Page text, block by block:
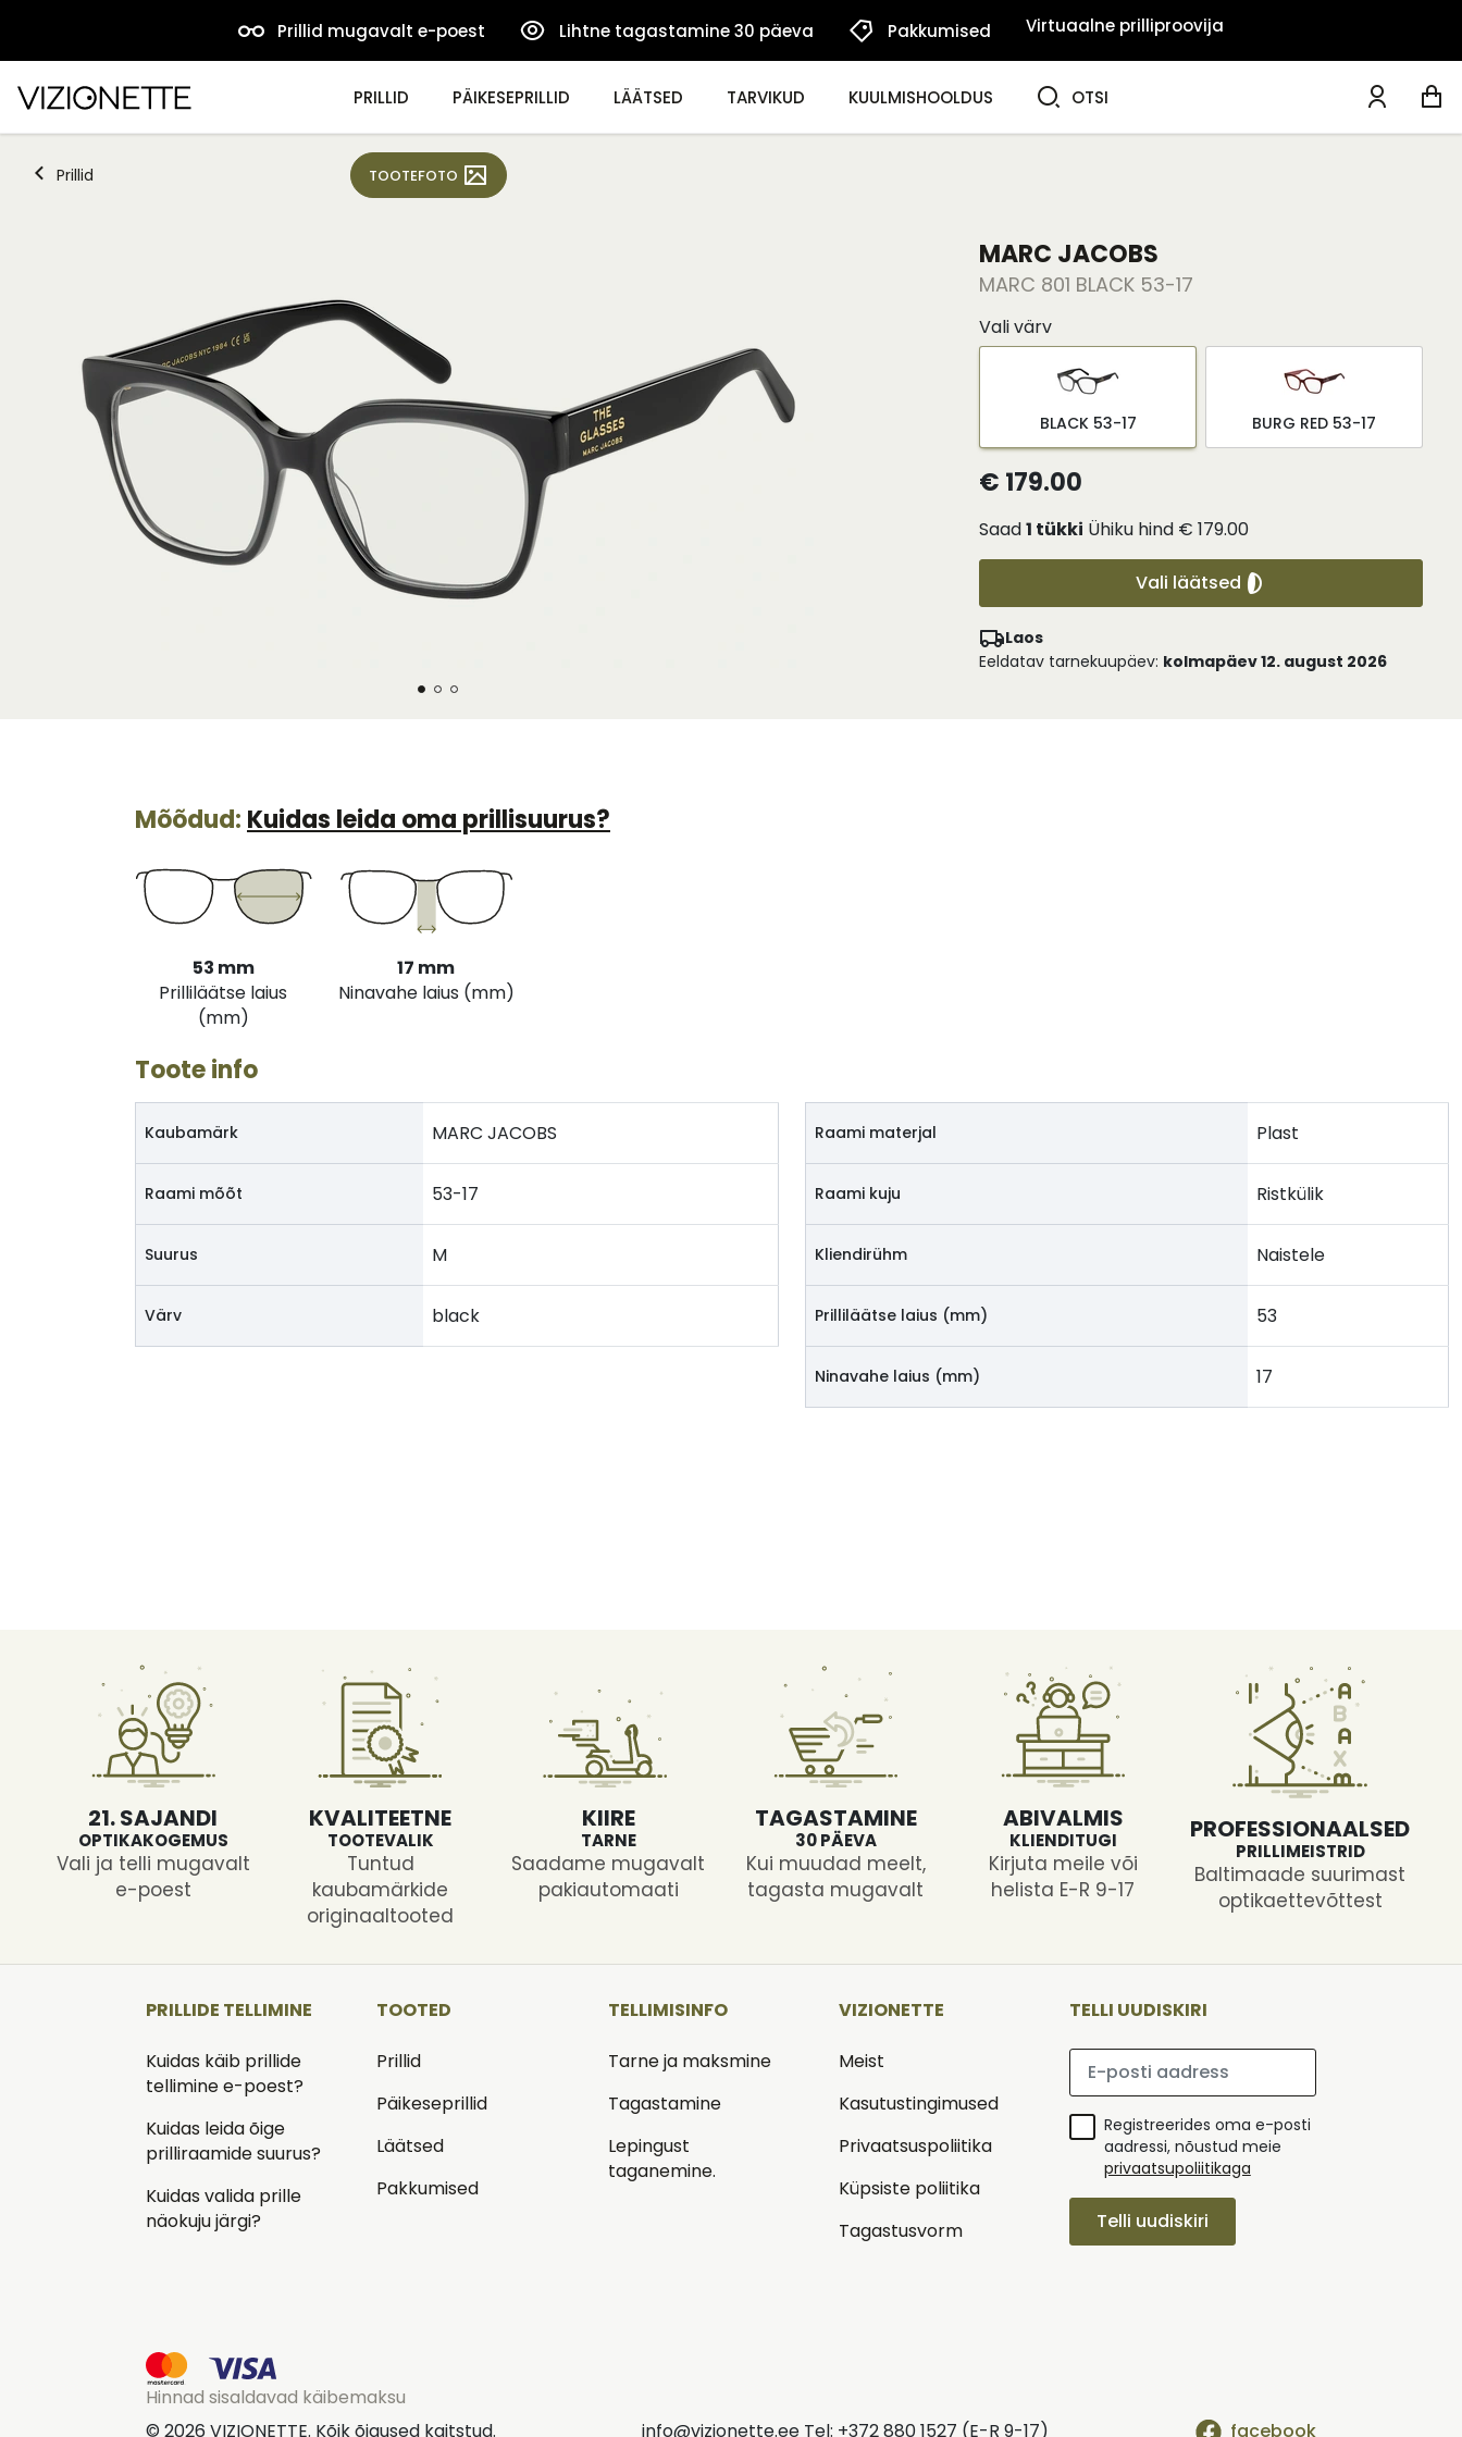
Prillid mugavalt e-poest Lihtne tagastamine 30 päeva Pakkumised Virtuaalne prilliproovija
PRILLID PÄIKESEPRILLID LÄÄTSED TARVIKUD KUULMISHOOLDUS OTSI
Prillid TOOTEFOTO
MARC JACOBS
MARC 801 BLACK 53-17
Vali värv
BLACK 53-17 BURG RED 53-17
€ 179.00
Saad1 tükki Ühiku hind € 179.00
Vali läätsed
Laos
Eeldatav tarnekuupäev: kolmapäev 12. august 2026
Mõõdud: Kuidas leida oma prillisuurus?
53 mm
Prilliläätse laius
(mm)
17 mm
Ninavahe laius (mm)
Toote info
Kaubamärk MARC JACOBS
Raami mõõt 53-17
Suurus M
Värv black
Raami materjal Plast
Raami kuju Ristkülik
Kliendirühm Naistele
Prilliläätse laius (mm) 53
Ninavahe laius (mm) 17
21. SAJANDI
OPTIKAKOGEMUS
Vali ja telli mugavalt
e-poest
KVALITEETNE
TOOTEVALIK
Tuntud
kaubamärkide
originaaltooted
KIIRE
TARNE
Saadame mugavalt
pakiautomaati
TAGASTAMINE
30 PÄEVA
Kui muudad meelt,
tagasta mugavalt
ABIVALMIS
KLIENDITUGI
Kirjuta meile või
helista E-R 9-17
PROFESSIONAALSED
PRILLIMEISTRID
Baltimaade suurimast
optikaettevõttest
PRILLIDE TELLIMINE
Kuidas käib prillide
tellimine e-poest?
Kuidas leida õige
prilliraamide suurus?
Kuidas valida prille
näokuju järgi?
TOOTED
Prillid
Päikeseprillid
Läätsed
Pakkumised
TELLIMISINFO
Tarne ja maksmine
Tagastamine
Lepingust
taganemine.
VIZIONETTE
Meist
Kasutustingimused
Privaatsuspoliitika
Küpsiste poliitika
Tagastusvorm
TELLI UUDISKIRI
Palun sisesta e-posti aadress
Registreerides oma e-posti
aadressi, nõustud meie
privaatsupoliitikaga
Telli uudiskiri
Hinnad sisaldavad käibemaksu
© 2026 VIZIONETTE. Kõik õigused kaitstud.
info@vizionette.ee Tel: +372 880 1527 (E-R 9-17) facebook